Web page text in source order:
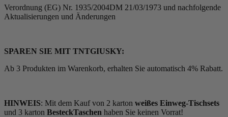
Verordnung (EG) Nr. 1935/2004DM 21/03/1973 und nachfolgende
Aktualisierungen und Änderungen
SPAREN SIE MIT TNTGIUSKY:
Ab 3 Produkten im Warenkorb, erhalten Sie automatisch 4% Rabatt.
HINWEIS: Mit dem Kauf von 2 karton weißes Einweg-Tischsets
und 3 karton BesteckTaschen haben Sie keinen Vorrat!